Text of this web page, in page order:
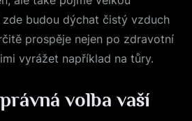
budou dýchat čistý vzduch
prospěje nejen po zdravotní
vyrážet například na tůry.
volba vaší